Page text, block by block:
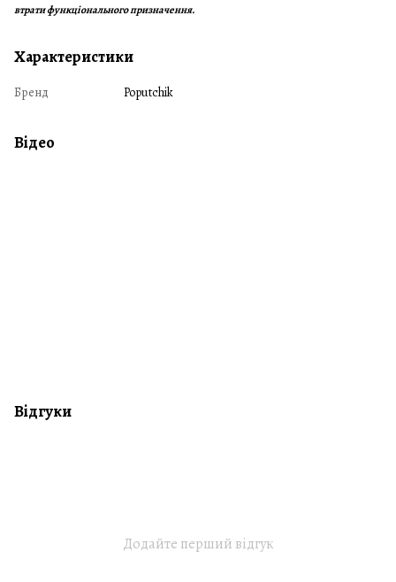
втрати функціонального призначення.
Характеристики
Бренд Poputchik
Відео
Відгуки
Додайте перший відгук